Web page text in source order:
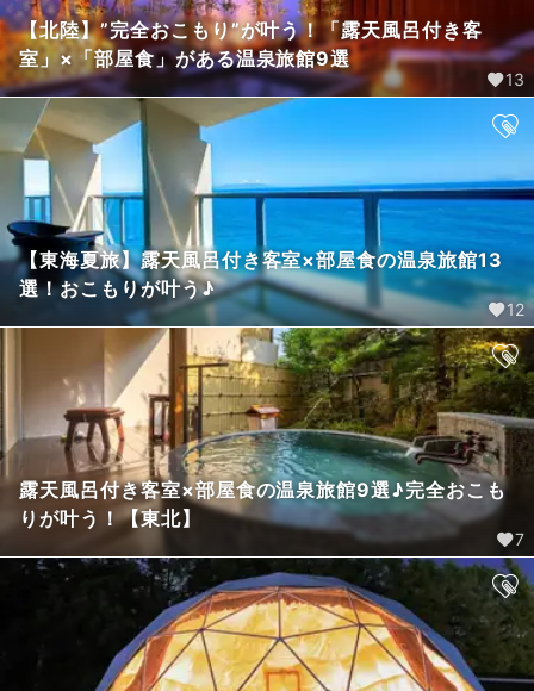
【北陸】”完全おこもり”が叶う！「露天風呂付き客
室」×「部屋食」がある温泉旅館9選
13
【東海夏旅】露天風呂付き客室×部屋食の温泉旅館13
選！おこもりが叶う♪
12
露天風呂付き客室×部屋食の温泉旅館9選♪完全おこも
りが叶う！【東北】
7